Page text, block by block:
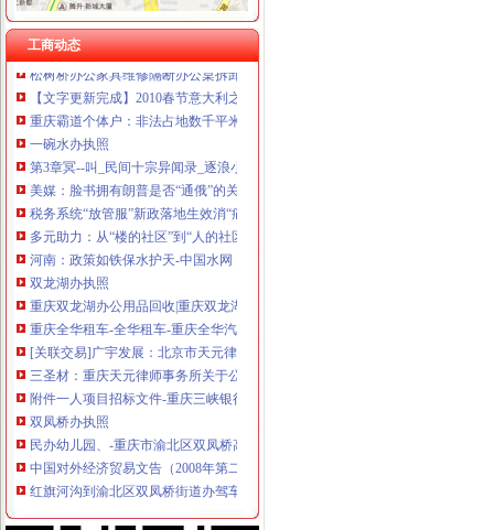
工商动态
即时_频道_凤凰网
【图】暴雨、滑坡、泥石流--天山小环线七日游（更新完成）_新疆论坛
松树桥办公家具维修隔断办公桌拆卸安装大班椅老板椅维修换件-维
【文字更新完成】2010春节意大利之旅+PM香烟英伦人-Ewan
重庆霸道个体户：非法占地数千平米十几年-新闻中心-搜狐焦点网
一碗水办执照
第3章冥--叫_民间十宗异闻录_逐浪小说
美媒：脸书拥有朗普是否“通俄”的关键
税务系统“放管服”新政落地生效消“痛”疏“堵”破解办税难点_
多元助力：从“楼的社区”到“人的社区”_国际国内_景德镇在线新闻
河南：政策如铁保水护天-中国水网
双龙湖办执照
重庆双龙湖办公用品回收|重庆双龙湖旧办公用品回收-重庆比拉网
重庆全华租车-全华租车-重庆全华汽车租赁公司[电话|地址|介绍|评价]-
[关联交易]广宇发展：北京市天元律师事务所关于公司发行股份购买资
三圣材：重庆天元律师事务所关于公司次公开发行股票并上市的补
附件一人项目招标文件-重庆三峡银行doc下载_爱问共享资料
双凤桥办执照
民办幼儿园、-重庆市渝北区双凤桥高屋幼儿园-主页
中国对外经济贸易文告（2008年第二十八期）-人文社科区-经济学家
红旗河沟到渝北区双凤桥街道办驾车路线_百度地图
双林股份：关于公司次公开发行股票并在创业板上市的律师工作报告
渝北迅速处理“双凤桥街道工作人员上班牌博”一事,7名牌的